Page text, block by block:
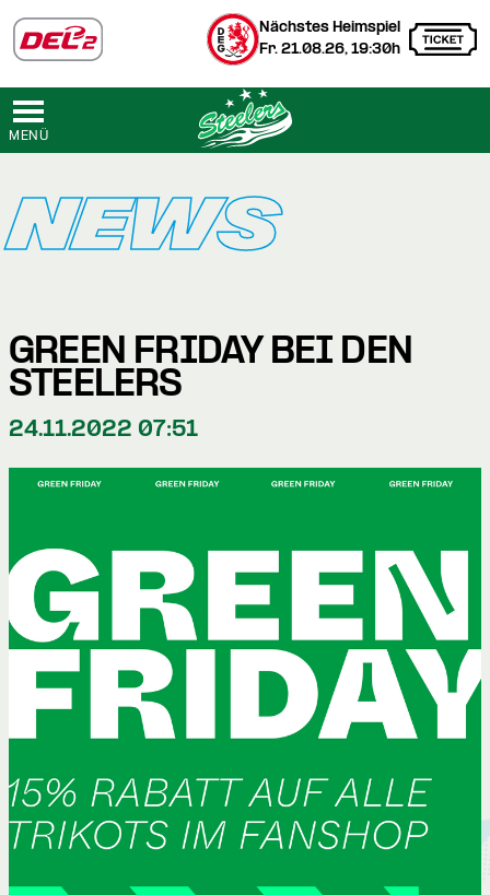
Nächstes Heimspiel
Fr. 21.08.26, 19:30h
MENÜ
NEWS
GREEN FRIDAY BEI DEN
STEELERS
24.11.2022 07:51